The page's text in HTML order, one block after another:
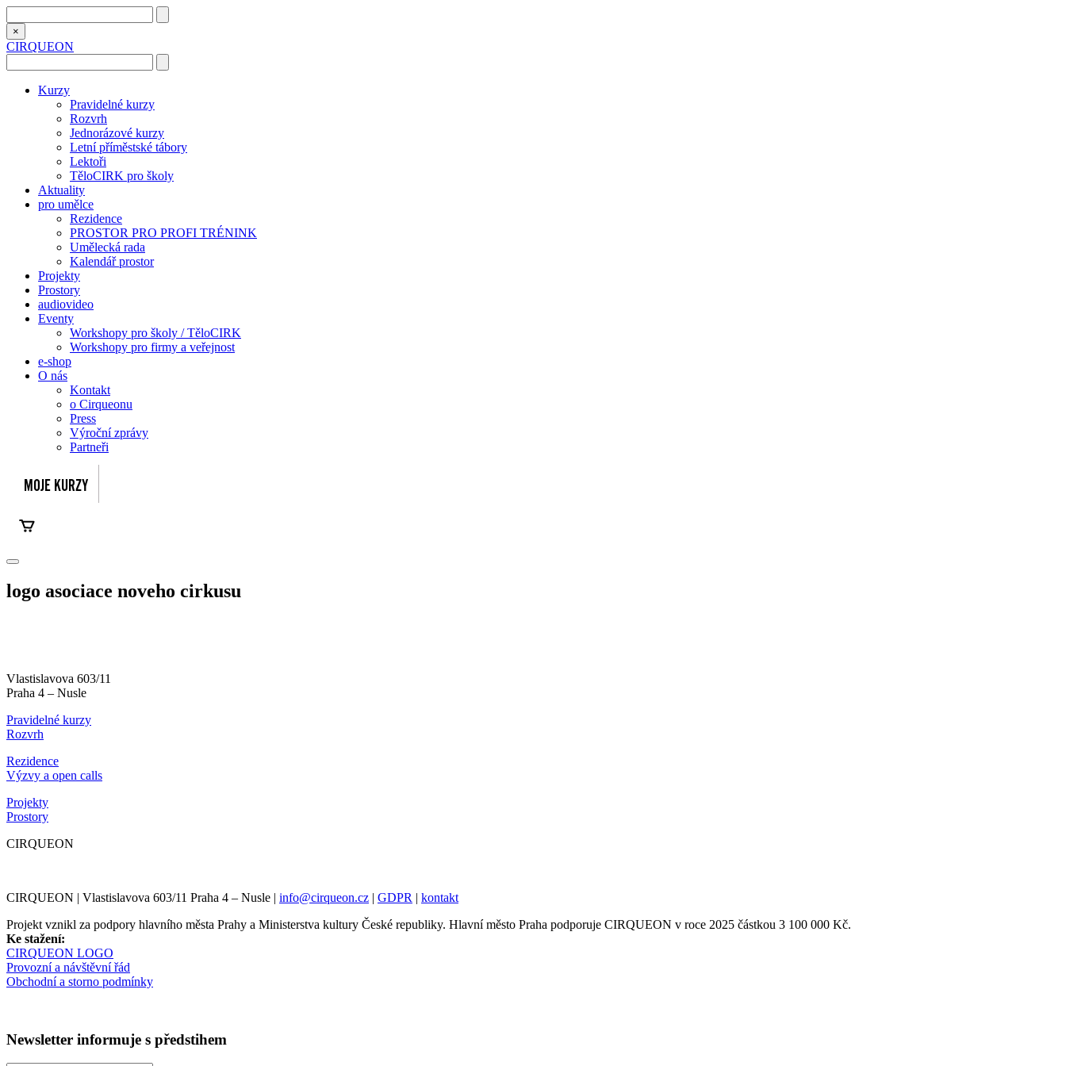
×
CIRQUEON
Kurzy
Pravidelné kurzy
Rozvrh
Jednorázové kurzy
Letní příměstské tábory
Lektoři
TěloCIRK pro školy
Aktuality
pro umělce
Rezidence
PROSTOR PRO PROFI TRÉNINK
Umělecká rada
Kalendář prostor
Projekty
Prostory
audiovideo
Eventy
Workshopy pro školy / TěloCIRK
Workshopy pro firmy a veřejnost
e-shop
O nás
Kontakt
o Cirqueonu
Press
Výroční zprávy
Partneři
logo asociace noveho cirkusu
Vlastislavova 603/11
Praha 4 – Nusle
Pravidelné kurzy
Rozvrh
Rezidence
Výzvy a open calls
Projekty
Prostory
CIRQUEON
CIRQUEON | Vlastislavova 603/11 Praha 4 – Nusle | info@cirqueon.cz | GDPR | kontakt
Projekt vznikl za podpory hlavního města Prahy a Ministerstva kultury České republiky. Hlavní město Praha podporuje CIRQUEON v roce 2025 částkou 3 100 000 Kč.
Ke stažení:
CIRQUEON LOGO
Provozní a návštěvní řád
Obchodní a storno podmínky
Newsletter informuje s předstihem